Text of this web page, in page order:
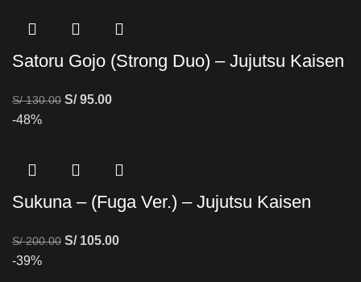
Satoru Gojo (Strong Duo) – Jujutsu Kaisen
S/130.00 S/95.00
-48%
Sukuna – (Fuga Ver.) – Jujutsu Kaisen
S/200.00 S/105.00
-39%